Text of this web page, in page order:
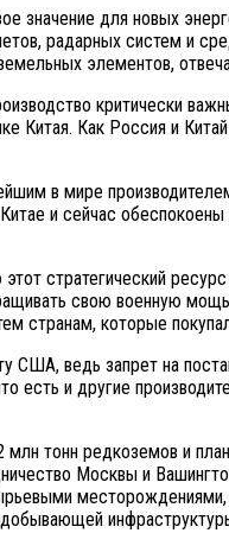
для новых
радарных систем и
элементов,
критически
Китая. Как Россия и
в мире
и сейчас
стратегический
свою военную
странам, которые
США, ведь запрет на
есть и другие
тонн редкоземов и
Москвы и